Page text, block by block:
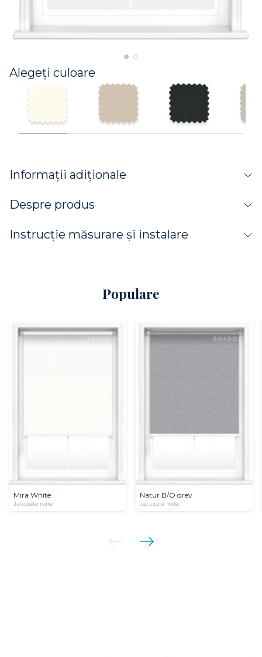
Alegeți culoare
Informații adiționale
Despre produs
Instrucție măsurare și instalare
Populare
Mira White
Jaluzele rolle
Natur B/О grey
Jaluzele rolle